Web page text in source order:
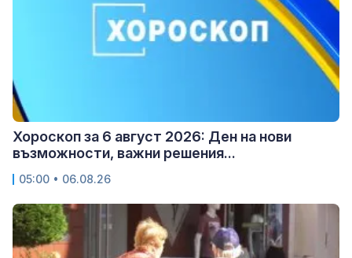
Хороскоп за 6 август 2026: Ден на нови
възможности, важни решения...
05:00 • 06.08.26